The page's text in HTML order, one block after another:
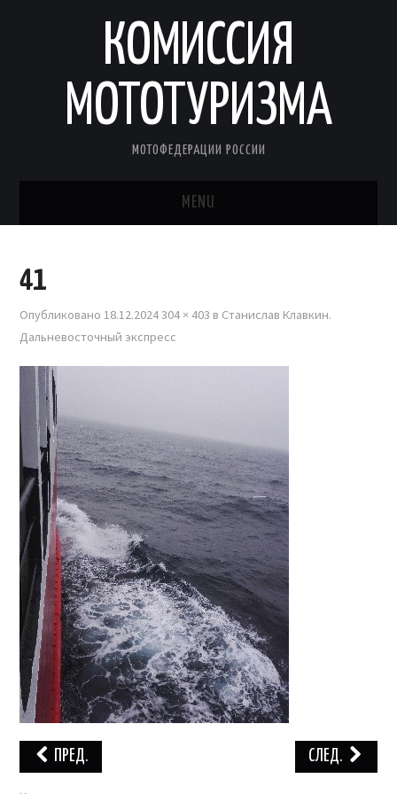
КОМИССИЯ
МОТОТУРИЗМА
МОТОФЕДЕРАЦИИ РОССИИ
MENU
МОТОРАЛЛИ КСМ
МОТОТУРИСТЫ РОССИИ
МАРШРУТЫ КСМ
СОРЕВНОВАНИЯ
КОМАНДА
ИСТОРИЯ
КОНТАКТ
41
Опубликовано18.12.2024304 × 403 в Станислав Клавкин.
Дальневосточный экспресс
ПРЕД. СЛЕД.